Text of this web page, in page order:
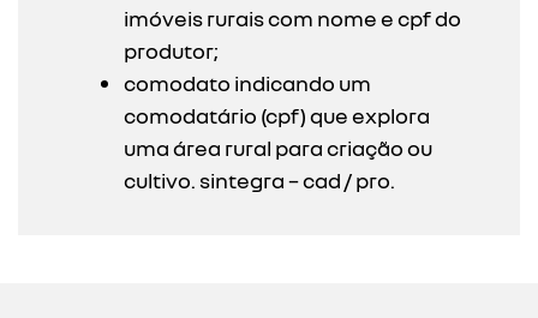
imóveis rurais com nome e cpf do
produtor;
comodato indicando um
comodatário (cpf) que explora
uma área rural para criação ou
cultivo. sintegra – cad / pro.